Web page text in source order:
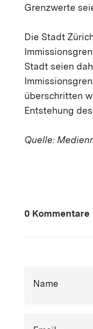
Grenzwerte
Die Stadt
Stadt seien
überschritten
Entstehung
Quelle:
0 Kommentare
Name